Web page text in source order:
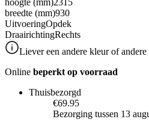
breedte (mm)930
UitvoeringOpdek
DraairichtingRechts
Liever een andere kleur of
Online beperkt op voorraad
Thuisbezorgd
€69.95
Bezorging tussen 13